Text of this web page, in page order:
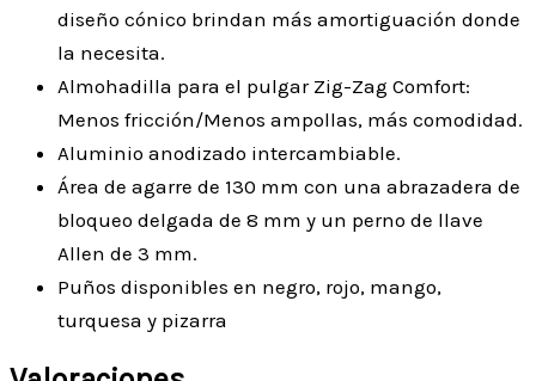
diseño cónico brindan más amortiguación donde
la necesita.
Almohadilla para el pulgar Zig-Zag Comfort:
Menos fricción/Menos ampollas, más comodidad.
Aluminio anodizado intercambiable.
Área de agarre de 130 mm con una abrazadera de
bloqueo delgada de 8 mm y un perno de llave
Allen de 3 mm.
Puños disponibles en negro, rojo, mango,
turquesa y pizarra